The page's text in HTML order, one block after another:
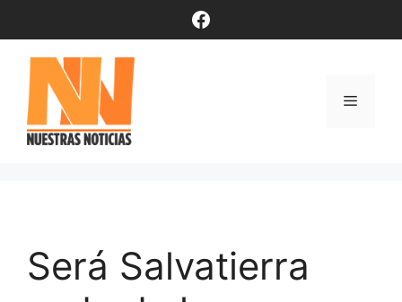
contenido
Facebook
Menú
Será Salvatierra